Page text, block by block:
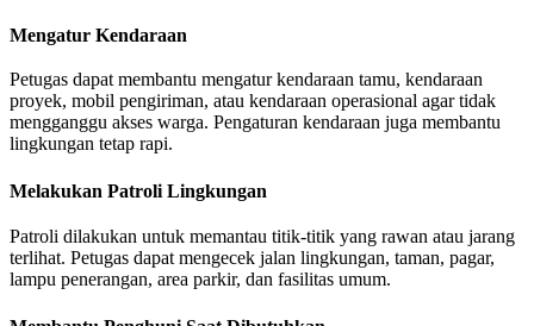
Mengatur Kendaraan
Petugas dapat membantu mengatur kendaraan tamu, kendaraan
proyek, mobil pengiriman, atau kendaraan operasional agar tidak
mengganggu akses warga. Pengaturan kendaraan juga membantu
lingkungan tetap rapi.
Melakukan Patroli Lingkungan
Patroli dilakukan untuk memantau titik-titik yang rawan atau jarang
terlihat. Petugas dapat mengecek jalan lingkungan, taman, pagar,
lampu penerangan, area parkir, dan fasilitas umum.